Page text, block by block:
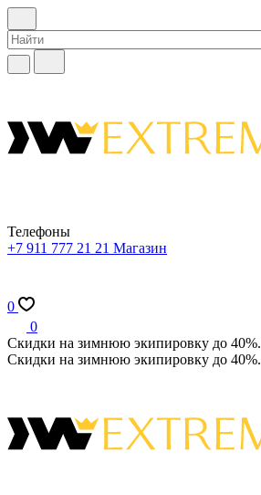
Телефоны
+7 911 777 21 21 Магазин
0
0
Скидки на зимнюю экипировку до 40%.
Скидки на зимнюю экипировку до 40%.